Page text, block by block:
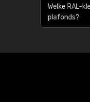
Welke RAL-
plafonds?